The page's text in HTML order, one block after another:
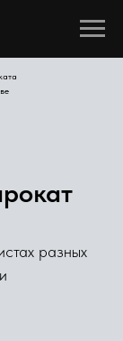
разных